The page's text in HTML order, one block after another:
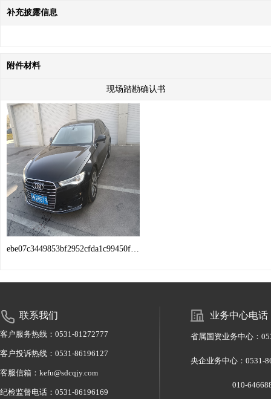
补充披露信息
附件材料
现场踏勘确认书
ebe07c3449853bf2952cfda1c99450f7.jpg
联系我们
客户服务热线：0531-81272777
客户投诉热线：0531-86196127
客服信箱：kefu@sdcqjy.com
纪检监督电话：0531-86196169
业务中心电话
省属国资业务中心：
央企业务中心：
010-64668860